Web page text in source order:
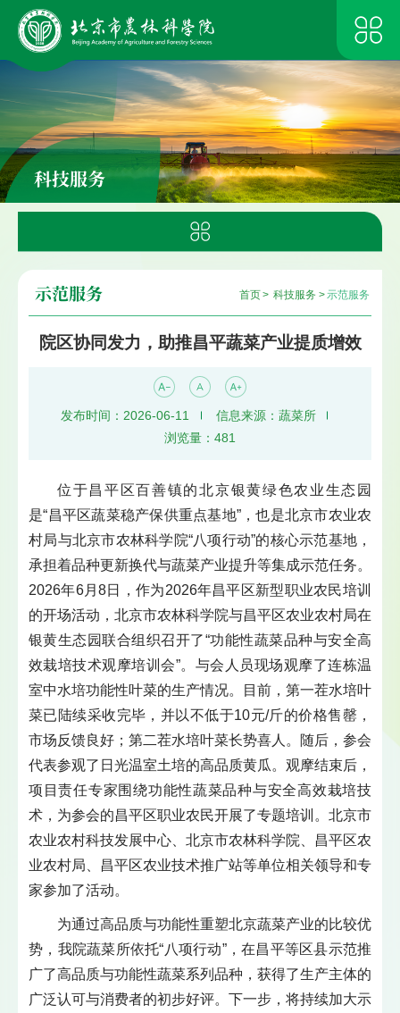
科技服务
首页> 科技服务 >示范服务
示范服务
院区协同发力，助推昌平蔬菜产业提质增效
发布时间：2026-06-11
信息来源：蔬菜所
浏览量： 481
位于昌平区百善镇的北京银黄绿色农业生态园
是“昌平区蔬菜稳产保供重点基地”，也是北京市农业农
村局与北京市农林科学院“八项行动”的核心示范基地，
承担着品种更新换代与蔬菜产业提升等集成示范任务。
2026年6月8日，作为2026年昌平区新型职业农民培训
的开场活动，北京市农林科学院与昌平区农业农村局在
银黄生态园联合组织召开了“功能性蔬菜品种与安全高
效栽培技术观摩培训会”。与会人员现场观摩了连栋温
室中水培功能性叶菜的生产情况。目前，第一茬水培叶
菜已陆续采收完毕，并以不低于10元/斤的价格售罄，
市场反馈良好；第二茬水培叶菜长势喜人。随后，参会
代表参观了日光温室土培的高品质黄瓜。观摩结束后，
项目责任专家围绕功能性蔬菜品种与安全高效栽培技
术，为参会的昌平区职业农民开展了专题培训。北京市
农业农村科技发展中心、北京市农林科学院、昌平区农
业农村局、昌平区农业技术推广站等单位相关领导和专
家参加了活动。
为通过高品质与功能性重塑北京蔬菜产业的比较优
势，我院蔬菜所依托“八项行动”，在昌平等区县示范推
广了高品质与功能性蔬菜系列品种，获得了生产主体的
广泛认可与消费者的初步好评。下一步，将持续加大示